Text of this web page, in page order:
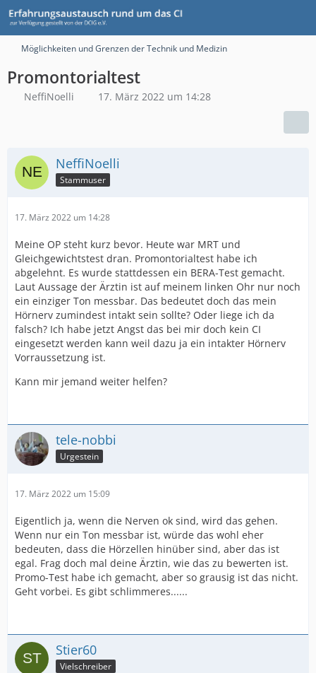
Möglichkeiten und Grenzen der Technik und Medizin
Promontorialtest
NeffiNoelli 17. März 2022 um 14:28
NeffiNoelli
Stammuser
17. März 2022 um 14:28
Meine OP steht kurz bevor. Heute war MRT und
Gleichgewichtstest dran. Promontorialtest habe ich
abgelehnt. Es wurde stattdessen ein BERA-Test gemacht.
Laut Aussage der Ärztin ist auf meinem linken Ohr nur noch
ein einziger Ton messbar. Das bedeutet doch das mein
Hörnerv zumindest intakt sein sollte? Oder liege ich da
falsch? Ich habe jetzt Angst das bei mir doch kein CI
eingesetzt werden kann weil dazu ja ein intakter Hörnerv
Vorraussetzung ist.
Kann mir jemand weiter helfen?
tele-nobbi
Urgestein
17. März 2022 um 15:09
Eigentlich ja, wenn die Nerven ok sind, wird das gehen.
Wenn nur ein Ton messbar ist, würde das wohl eher
bedeuten, dass die Hörzellen hinüber sind, aber das ist
egal. Frag doch mal deine Ärztin, wie das zu bewerten ist.
Promo-Test habe ich gemacht, aber so grausig ist das nicht.
Geht vorbei. Es gibt schlimmeres......
Stier60
Vielschreiber